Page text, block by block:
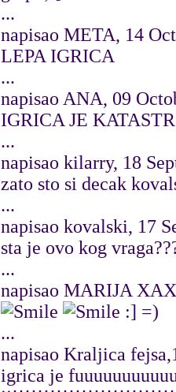
...
napisao META, 14
LEPA IGRICA
...
napisao ANA, 09
IGRICA JE
...
napisao kilarry, 18
zato sto si decak
...
napisao kovalski, 17
sta je ovo kog
...
napisao MARIJA
:] =)
...
napisao Kraljica
igrica je